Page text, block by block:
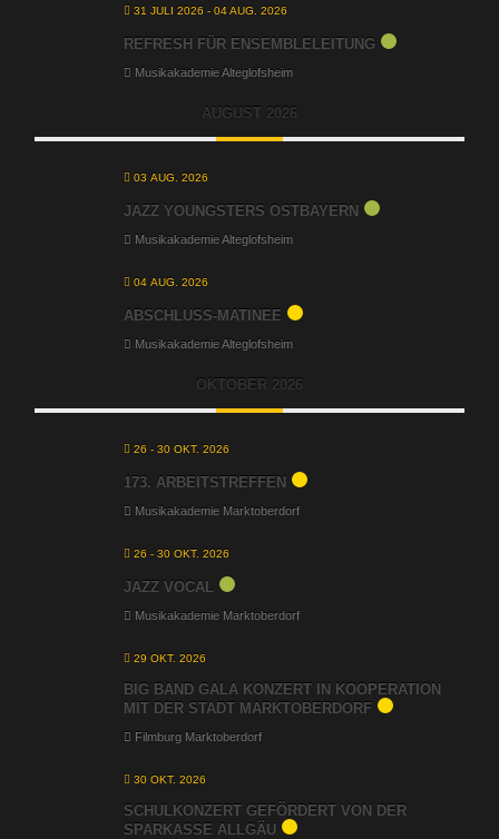
31 JULI 2026 - 04 AUG. 2026
REFRESH FÜR ENSEMBLELEITUNG
Musikakademie Alteglofsheim
AUGUST 2026
03 AUG. 2026
JAZZ YOUNGSTERS OSTBAYERN
Musikakademie Alteglofsheim
04 AUG. 2026
ABSCHLUSS-MATINEE
Musikakademie Alteglofsheim
OKTOBER 2026
26 - 30 OKT. 2026
173. ARBEITSTREFFEN
Musikakademie Marktoberdorf
26 - 30 OKT. 2026
JAZZ VOCAL
Musikakademie Marktoberdorf
29 OKT. 2026
BIG BAND GALA KONZERT IN KOOPERATION
MIT DER STADT MARKTOBERDORF
Filmburg Marktoberdorf
30 OKT. 2026
SCHULKONZERT GEFÖRDERT VON DER
SPARKASSE ALLGÄU